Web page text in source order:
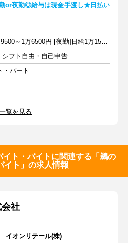
or夜勤◎給与は現金手渡し★日払い
[日勤]日給9500～1万6500円 [夜勤]日給1万1500～1万9500円
シフト自由・自己申告
・パート
覧を見る
イト・バイトに関連する「鵜の
イト」の求人情報
社
イオンリテール(株)